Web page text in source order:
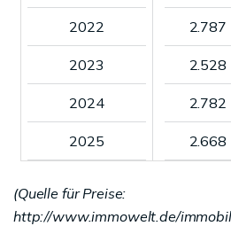
2022 2.787
2023 2.528
2024 2.782
2025 2.668
(Quelle für Preise:
http://www.immowelt.de/